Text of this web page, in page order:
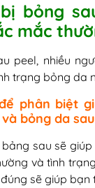
bỏng
mắc
peel, nhiều
trạng bỏng da
phân biệt
bỏng da
bảng sau sẽ
và tình
sẽ giúp